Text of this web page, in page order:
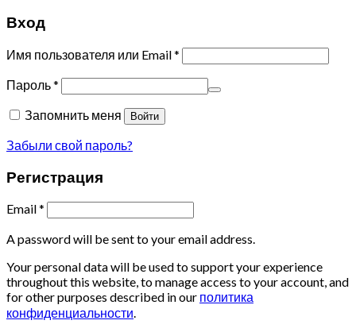
Вход
Имя пользователя или Email*
Пароль*
Запомнить меня
Войти
Забыли свой пароль?
Регистрация
Email*
A password will be sent to your email address.
Your personal data will be used to support your experience
throughout this website, to manage access to your account, and
for other purposes described in our политика
конфиденциальности.